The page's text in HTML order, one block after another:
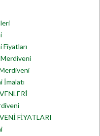
İmalatı
FİYATLARI